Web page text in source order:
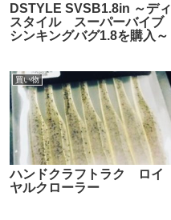
DSTYLE SVSB1.8in ～ディ
スタイル スーパーバイブ
シンキングバグ1.8を購入～
買い物
ハンドクラフトラク ロイ
ヤルクローラー